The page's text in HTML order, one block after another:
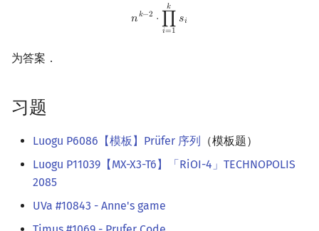
𝑛𝑘−2 ⋅
𝑘
∏
𝑖=1
𝑠𝑖
k− 2⋅ i=1k
为答案．
习题
Luogu P6086【模板】Prüfer 序列 （模板题）
Luogu P11039【MX-X3-T6】「RiOI-4」TECHNOPOLIS
2085
UVa #10843 - Anne's game